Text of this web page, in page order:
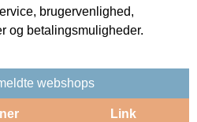
brugervenlighed,
og betalingsmuligheder.
webshops
Link